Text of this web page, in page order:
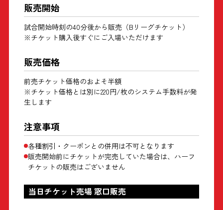
販売開始
試合開始時刻の40分後から販売（Bリーグチケット）
※チケット購入後すぐにご入場いただけます
販売価格
前売チケット価格のおよそ半額
※チケット価格とは別に220円/枚のシステム手数料が発
生します
注意事項
各種割引・クーポンとの併用は不可となります
販売開始前にチケットが完売していた場合は、ハーフ
チケットの販売はございません
当日チケット売場 窓口販売